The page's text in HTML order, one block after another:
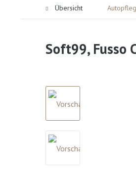
Übersicht
Soft99, Fusso